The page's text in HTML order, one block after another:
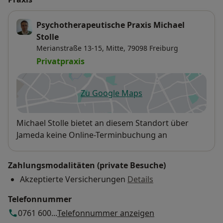
Psychotherapeutische Praxis Michael
Stolle
Merianstraße 13-15, Mitte, 79098 Freiburg
Privatpraxis
Zu Google Mapsöffnet in einer neuen
Verfügbarkeit
Michael Stolle bietet an diesem Standort über
Jameda keine Online-Terminbuchung an
Zahlungsmodalitäten (private Besuche)
Akzeptierte Versicherungen Details
Telefonnummer
0761 600...Telefonnummer anzeigen